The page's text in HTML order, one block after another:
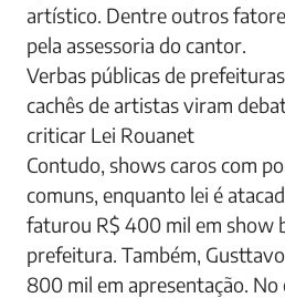
artístico. Dentre outros
pela assessoria do cantor.
Verbas públicas de
cachês de artistas viram
criticar Lei Rouanet
Contudo, shows caros com
comuns, enquanto lei é
faturou R$ 400 mil em show
prefeitura. Também,
800 mil em apresentação.